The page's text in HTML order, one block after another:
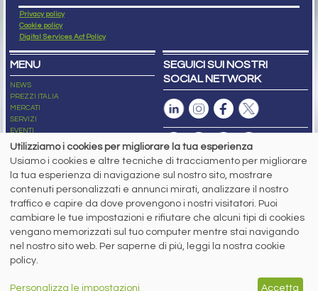
Privacy policy
Cookie policy
Digital Services Act Policy
MENU
NEWS
PREZZI ITALIA
MERCATI
SERVIZI
EVENTI
ABBONAMENTI
NEWSLETTER
SEGUICI SUI NOSTRI
SOCIAL NETWORK
Capitale Sociale: 190.000€ interamente versato
Registro delle Imprese di Brescia
Codice Fiscale e Partita I.V.A.:IT03562320170
R.E.A. n. 419331
www.siderweb.com: Autorizzazione del Tribunale di Brescia n. 11/2004 del 17
marzo 2004, Iscrizione al R.O.C. n. 26116.
Direttrice Responsabile:
Elisa Bonomelli
Stefano Gennari
Utilizziamo i cookies per migliorare la tua esperienza
Usiamo i cookies e altre tecniche di tracciamento per migliorare
la tua esperienza di navigazione sul nostro sito, mostrare
contenuti personalizzati e annunci mirati, analizzare il nostro
traffico e capire da dove provengono i nostri visitatori. Puoi
cambiare le tue impostazioni e rifiutare che alcuni tipi di cookies
vengano memorizzati sul tuo computer mentre stai navigando
nel nostro sito web. Per saperne di più, leggi la nostra cookie
policy.
Personalizza le impostazioni Accetta